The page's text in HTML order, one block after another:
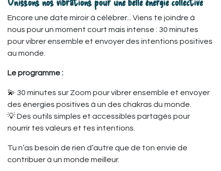
Encore une date miroir à célébrer... Viens te joindre à
nous pour un moment court mais intense : 30 minutes
pour vibrer ensemble et envoyer des intentions positives
au monde.
Le programme :
💫 30 minutes sur Zoom pour vibrer ensemble et envoyer
des énergies positives à un des chakras du monde.
💡 Des outils simples et accessibles partagés pour
nourrir tes valeurs et tes intentions.
Tu n’as besoin de rien d’autre que de ton envie de
contribuer à un monde meilleur.